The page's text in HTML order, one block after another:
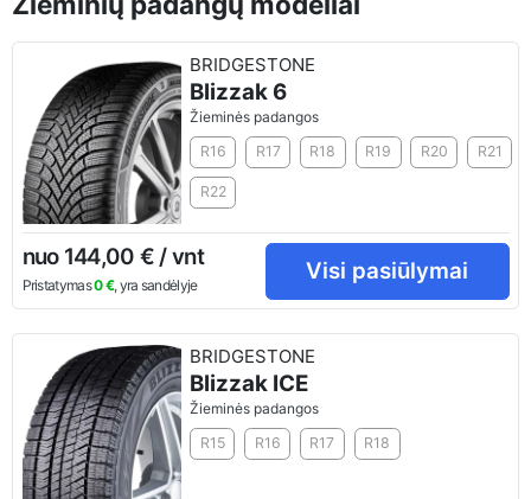
BRIDGESTONE
Blizzak 6
Žieminės padangos
R16
R17 R18 R19 R20 R21
R22
nuo 144,00 € / vnt
Pristatymas0 €, yra sandėlyje
Visi pasiūlymai
BRIDGESTONE
Blizzak ICE
Žieminės padangos
R15
R16 R17 R18